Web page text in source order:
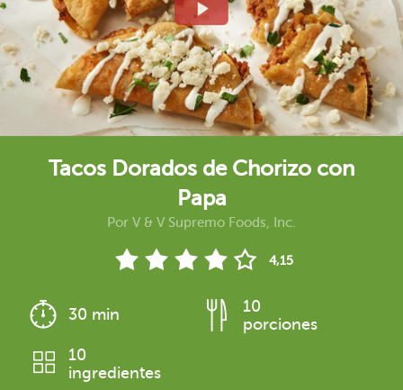
Tacos Dorados de Chorizo con
Papa
Por V & V Supremo Foods, Inc.
4,15
30 min
10
porciones
10
ingredientes